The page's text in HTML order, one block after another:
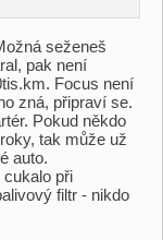
seženeš
pak není
Focus není
zná, připraví se.
Pokud někdo
tak může už
auto.
při
filtr - nikdo